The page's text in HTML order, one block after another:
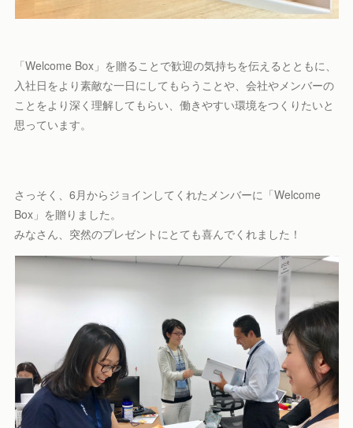
「Welcome Box」を贈ることで歓迎の気持ちを伝えるとともに、
入社日をより素敵な一日にしてもらうことや、会社やメンバーの
ことをより深く理解してもらい、働きやすい環境をつくりたいと
思っています。
さっそく、6月からジョインしてくれたメンバーに「Welcome
Box」を贈りました。
みなさん、突然のプレゼントにとても喜んでくれました！